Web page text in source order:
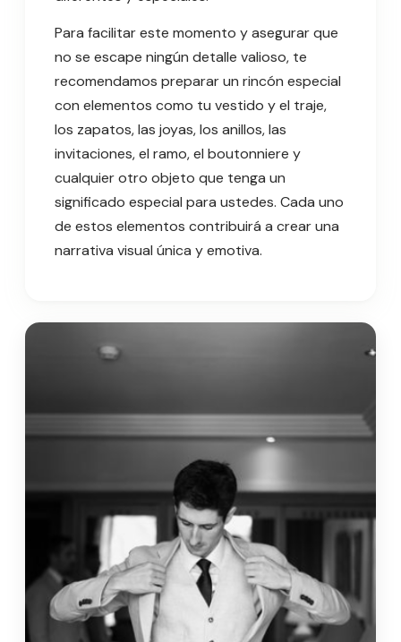
Para facilitar este momento y asegurar que
no se escape ningún detalle valioso, te
recomendamos preparar un rincón especial
con elementos como tu vestido y el traje,
los zapatos, las joyas, los anillos, las
invitaciones, el ramo, el boutonniere y
cualquier otro objeto que tenga un
significado especial para ustedes. Cada uno
de estos elementos contribuirá a crear una
narrativa visual única y emotiva.